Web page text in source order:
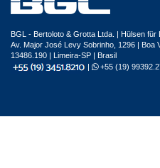
BGL - Bertoloto & Grotta Ltda. | Hülsen für
Av. Major José Levy Sobrinho, 1296 | Boa
13486.190 | Limeira-SP | Brasil
|
+55 (19)